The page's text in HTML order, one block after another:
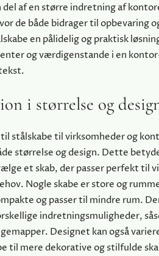
del af en større indretning af
de både bidrager til opbevaring
en pålidelig og praktisk
og værdigenstande i en
i størrelse og
stålskabe til virksomheder og
størrelse og design. Dette
et skab, der passer perfekt til
Nogle skabe er store og
og passer til mindre rum.
indretningsmuligheder,
Designet kan også
til mere dekorative og stilfulde